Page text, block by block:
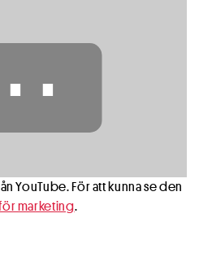
YouTube. För att kunna se den
marketing.